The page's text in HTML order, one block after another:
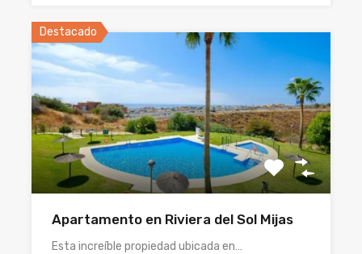
Destacado
Apartamento en Riviera del Sol Mijas
Esta increíble propiedad ubicada en…